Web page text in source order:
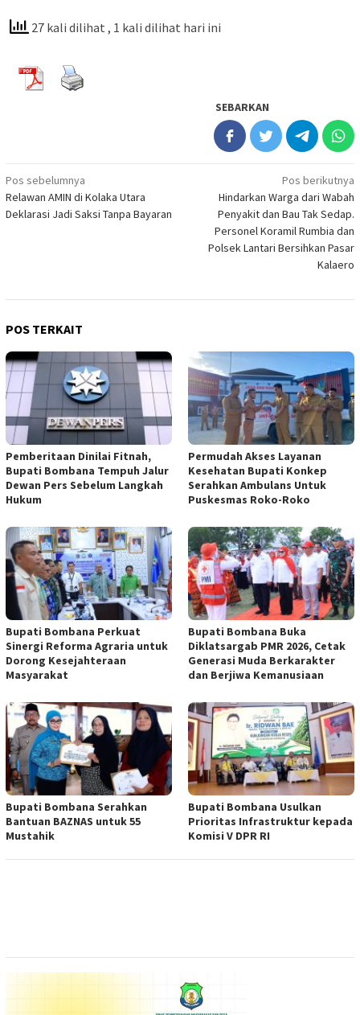
27 kali dilihat , 1 kali dilihat hari ini
SEBARKAN
Navigasi
pos
Pos sebelumnya
Relawan AMIN di Kolaka Utara
Deklarasi Jadi Saksi Tanpa Bayaran
Pos berikutnya
Hindarkan Warga dari Wabah
Penyakit dan Bau Tak Sedap.
Personel Koramil Rumbia dan
Polsek Lantari Bersihkan Pasar
Kalaero
POS TERKAIT
Pemberitaan Dinilai Fitnah,
Bupati Bombana Tempuh Jalur
Dewan Pers Sebelum Langkah
Hukum
Permudah Akses Layanan
Kesehatan Bupati Konkep
Serahkan Ambulans Untuk
Puskesmas Roko-Roko
Bupati Bombana Perkuat
Sinergi Reforma Agraria untuk
Dorong Kesejahteraan
Masyarakat
Bupati Bombana Buka
Diklatsargab PMR 2026, Cetak
Generasi Muda Berkarakter
dan Berjiwa Kemanusiaan
Bupati Bombana Serahkan
Bantuan BAZNAS untuk 55
Mustahik
Bupati Bombana Usulkan
Prioritas Infrastruktur kepada
Komisi V DPR RI